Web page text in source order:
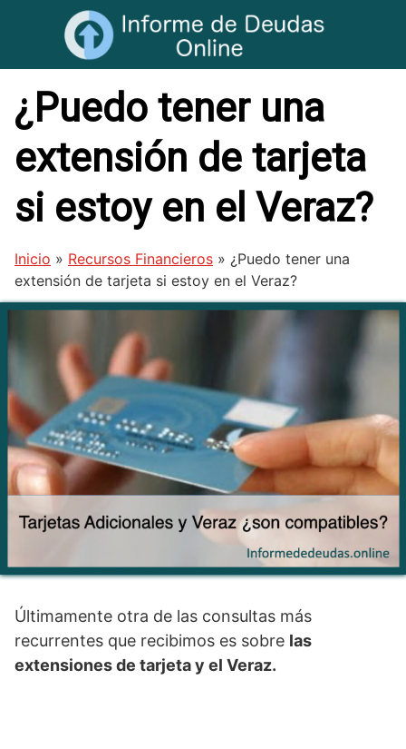
contenido
¿Puedo tener una
extensión de tarjeta
si estoy en el Veraz?
Inicio » Recursos Financieros » ¿Puedo tener una
extensión de tarjeta si estoy en el Veraz?
Últimamente otra de las consultas más
recurrentes que recibimos es sobre las
extensiones de tarjeta y el Veraz.